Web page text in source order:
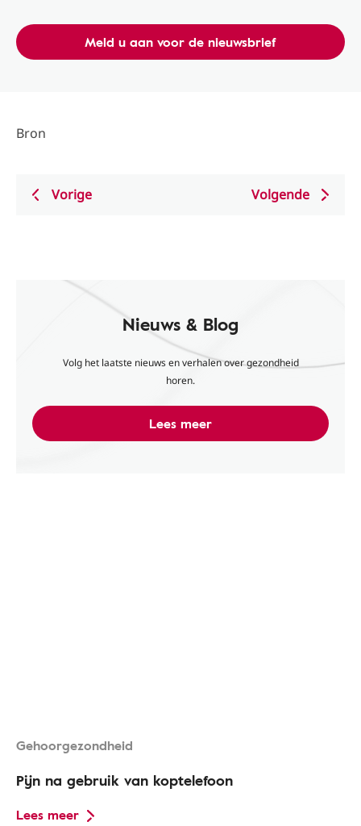
Meld u aan voor de nieuwsbrief
Bron
Vorige Volgende
Nieuws & Blog
Volg het laatste nieuws en verhalen over gezondheid
horen.
Lees meer
Gehoorgezondheid
Pijn na gebruik van koptelefoon
Lees meer